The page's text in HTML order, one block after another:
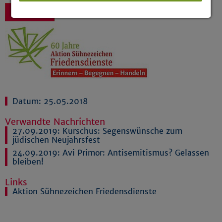
Datum: 25.05.2018
Verwandte Nachrichten
27.09.2019: Kurschus: Segenswünsche zum
jüdischen Neujahrsfest
24.09.2019: Avi Primor: Antisemitismus? Gelassen
bleiben!
Links
Aktion Sühnezeichen Friedensdienste
Impressum